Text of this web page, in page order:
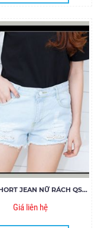
QUẦN SHORT JEAN NỮ RÁCH QSJN 107
Giá liên hệ